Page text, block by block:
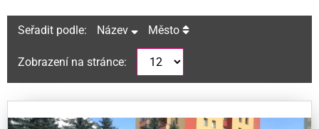
Seřadit podle: Název Město
Zobrazení na stránce: